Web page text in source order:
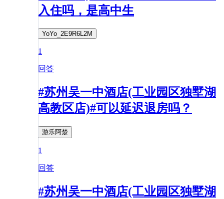
入住吗，是高中生
YoYo_2E9R6L2M
1
回答
#苏州吴一中酒店(工业园区独墅湖
高教区店)#可以延迟退房吗？
游乐阿楚
1
回答
#苏州吴一中酒店(工业园区独墅湖